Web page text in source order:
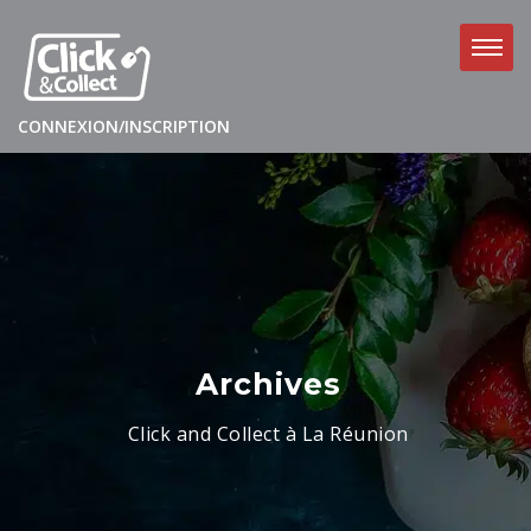
CONNEXION/INSCRIPTION
Archives
Click and Collect à La Réunion